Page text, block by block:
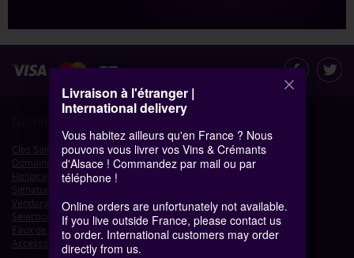
Clos Saint-Jacques
Domaine de Colmar
Hospices de Colmar
Signature de Colmar - Petits Formats
Vendanges Tardives
Sélection de Grains Nobles
Eaux de vie d'Alsace
Accessoires
Livraison à l'étranger |
International delivery
Vous habitez ailleurs qu'en France ? Nous
pouvons vous livrer vos Vins & Crémants
d'Alsace ! Commandez par mail ou par
téléphone !
Online orders are unfortunately not available.
If you live outside France, please contact us
to order. International customers may order
directly from us.